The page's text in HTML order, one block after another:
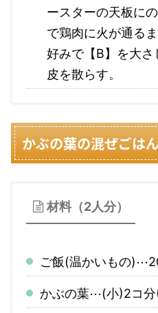
ースターの天板に
で鶏肉に火が通る
好みで【B】を大
皮を散らす。
かぶの葉の混ぜごはん
材料（2人分）
ご飯(温かいもの
かぶの葉⋯(小)2コ